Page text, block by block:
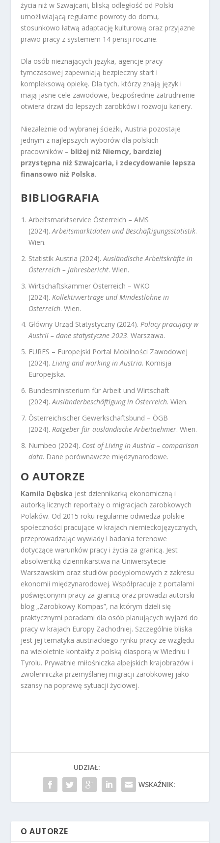
życia niż w Szwajcarii, bliską odległość od Polski
umożliwiającą regularne powroty do domu,
stosunkowo łatwą adaptację kulturową oraz przyjazne
prawo pracy z systemem 14 pensji rocznie.
Dla osób nieznających języka, agencje pracy
tymczasowej zapewniają bezpieczny start i
kompleksową opiekę. Dla tych, którzy znają język i
mają jasne cele zawodowe, bezpośrednie zatrudnienie
otwiera drzwi do lepszych zarobków i rozwoju kariery.
Niezależnie od wybranej ścieżki, Austria pozostaje
jednym z najlepszych wyborów dla polskich
pracowników – bliżej niż Niemcy, bardziej
przystępna niż Szwajcaria, i zdecydowanie lepsza
finansowo niż Polska.
BIBLIOGRAFIA
Arbeitsmarktservice Österreich – AMS
(2024).Arbeitsmarktdaten und Beschäftigungsstatistik.
Wien.
Statistik Austria (2024).Ausländische Arbeitskräfte in
Österreich – Jahresbericht. Wien.
Wirtschaftskammer Österreich – WKO
(2024). Kollektivverträge und Mindestlöhne in
Österreich. Wien.
Główny Urząd Statystyczny (2024).Polacy pracujący w
Austrii – dane statystyczne 2023. Warszawa.
EURES – Europejski Portal Mobilności Zawodowej
(2024).Living and working in Austria. Komisja
Europejska.
Bundesministerium für Arbeit und Wirtschaft
(2024).Ausländerbeschäftigung in Österreich. Wien.
Österreichischer Gewerkschaftsbund – ÖGB
(2024).Ratgeber für ausländische Arbeitnehmer. Wien.
Numbeo (2024). Cost of Living in Austria – comparison
data. Dane porównawcze międzynarodowe.
O AUTORZE
Kamila Dębska jest dziennikarką ekonomiczną i
autorką licznych reportaży o migracjach zarobkowych
Polaków. Od 2015 roku regularnie odwiedza polskie
społeczności pracujące w krajach niemieckojęzycznych,
przeprowadzając wywiady i badania terenowe
dotyczące warunków pracy i życia za granicą. Jest
absolwentką dziennikarstwa na Uniwersytecie
Warszawskim oraz studiów podyplomowych z zakresu
ekonomii międzynarodowej. Współpracuje z portalami
poświęconymi pracy za granicą oraz prowadzi autorski
blog „Zarobkowy Kompas”, na którym dzieli się
praktycznymi poradami dla osób planujących wyjazd do
pracy w krajach Europy Zachodniej. Szczególnie bliska
jest jej tematyka austriackiego rynku pracy ze względu
na wieloletnie kontakty z polską diasporą w Wiedniu i
Tyrolu. Prywatnie miłośniczka alpejskich krajobrazów i
zwolenniczka przemyślanej migracji zarobkowej jako
szansy na poprawę sytuacji życiowej.
UDZIAŁ:
WSKAŹNIK:
O AUTORZE